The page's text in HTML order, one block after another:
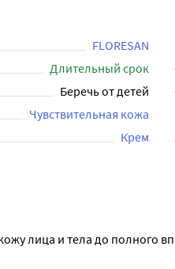
FLORESAN
Длительный срок
Беречь от детей
Чувствительная кожа
Крем
лица и тела до полного